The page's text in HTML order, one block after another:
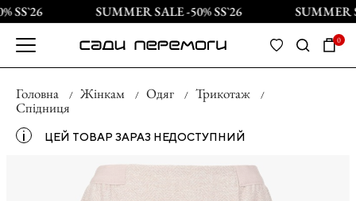
SS`26 SUMMER SALE -50% SS`26 SUMMER
0
Головна Жінкам Одяг
Трикотаж
Спідниця
і ЦЕЙ ТОВАР ЗАРАЗ НЕДОСТУПНИЙ